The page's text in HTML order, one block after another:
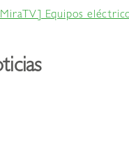
Equipos